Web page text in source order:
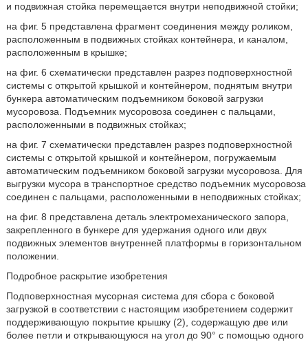
и подвижная стойка перемещается внутри неподвижной стойки;
на фиг. 5 представлена фрагмент соединения между роликом,
расположенным в подвижных стойках контейнера, и каналом,
расположенным в крышке;
на фиг. 6 схематически представлен разрез подповерхностной
системы с открытой крышкой и контейнером, поднятым внутри
бункера автоматическим подъемником боковой загрузки
мусоровоза. Подъемник мусоровоза соединен с пальцами,
расположенными в подвижных стойках;
на фиг. 7 схематически представлен разрез подповерхностной
системы с открытой крышкой и контейнером, погружаемым
автоматическим подъемником боковой загрузки мусоровоза. Для
выгрузки мусора в транспортное средство подъемник мусоровоза
соединен с пальцами, расположенными в неподвижных стойках;
на фиг. 8 представлена деталь электромеханического запора,
закрепленного в бункере для удержания одного или двух
подвижных элементов внутренней платформы в горизонтальном
положении.
Подробное раскрытие изобретения
Подповерхностная мусорная система для сбора с боковой
загрузкой в соответствии с настоящим изобретением содержит
поддерживающую покрытие крышку (2), содержащую две или
более петли и открывающуюся на угол до 90° с помощью одного